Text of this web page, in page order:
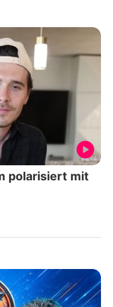
polarisiert mit